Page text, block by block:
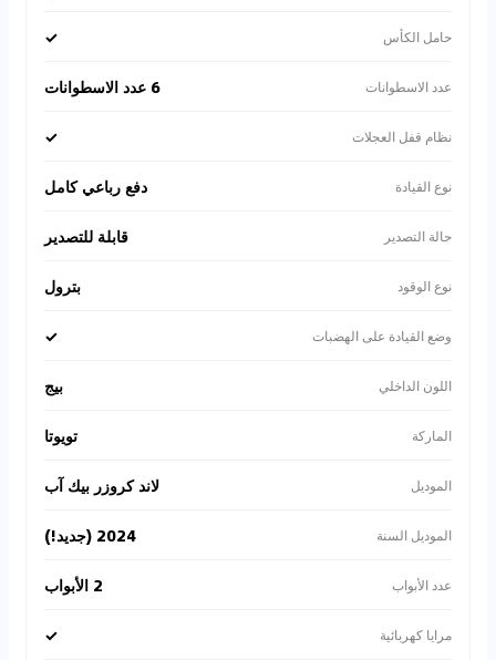
حامل الكأس ✓
عدد الاسطوانات 6 عدد الاسطوانات
نظام قفل العجلات ✓
نوع القيادة دفع رباعي كامل
حالة التصدير قابلة للتصدير
نوع الوقود بترول
وضع القيادة على الهضبات ✓
اللون الداخلي بيج
الماركة تويوتا
الموديل لاند كروزر بيك آب
الموديل السنة 2024 (جديد!)
عدد الأبواب 2 الأبواب
مرايا كهربائية ✓